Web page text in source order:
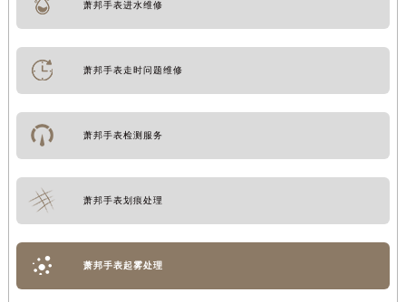
萧邦手表进水维修
萧邦手表走时问题维修
萧邦手表检测服务
萧邦手表划痕处理
萧邦手表起雾处理